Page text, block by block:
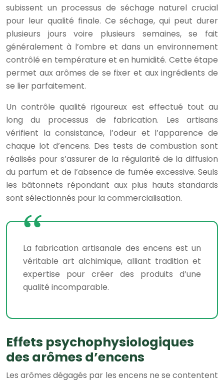
subissent un processus de séchage naturel crucial
pour leur qualité finale. Ce séchage, qui peut durer
plusieurs jours voire plusieurs semaines, se fait
généralement à l’ombre et dans un environnement
contrôlé en température et en humidité. Cette étape
permet aux arômes de se fixer et aux ingrédients de
se lier parfaitement.
Un contrôle qualité rigoureux est effectué tout au
long du processus de fabrication. Les artisans
vérifient la consistance, l’odeur et l’apparence de
chaque lot d’encens. Des tests de combustion sont
réalisés pour s’assurer de la régularité de la diffusion
du parfum et de l’absence de fumée excessive. Seuls
les bâtonnets répondant aux plus hauts standards
sont sélectionnés pour la commercialisation.
La fabrication artisanale des encens est un
véritable art alchimique, alliant tradition et
expertise pour créer des produits d’une
qualité incomparable.
Effets psychophysiologiques
des arômes d’encens
Les arômes dégagés par les encens ne se contentent